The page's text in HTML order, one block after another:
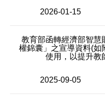
2026-01-15
教育部函轉經濟部智慧
權錦囊」之宣導資料(如
使用，以提升教
2025-09-05